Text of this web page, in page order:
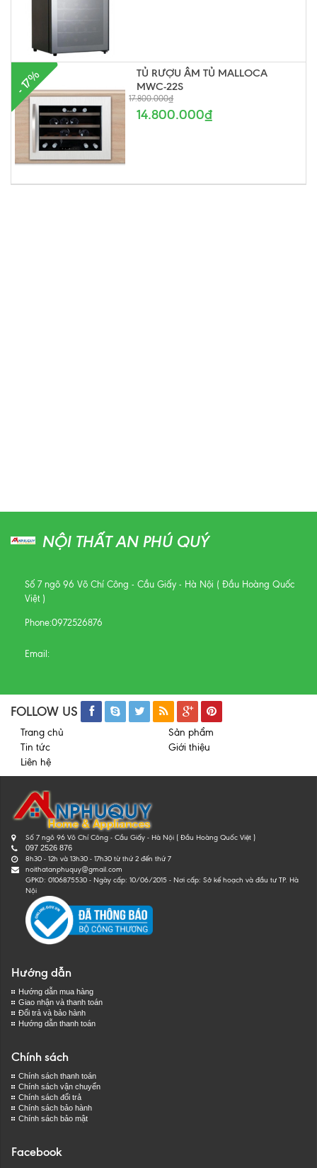
- 17%
TỦ RƯỢU ÂM TỦ MALLOCA
MWC-22S
17.800.000₫
14.800.000₫
NỘI THẤT AN PHÚ QUÝ
Số 7 ngõ 96 Võ Chí Công - Cầu Giấy - Hà Nội ( Đầu Hoàng Quốc
Việt )
Phone:0972526876
Email:
FOLLOW US
Trang chủ
Sản phẩm
Tin tức
Giới thiệu
Liên hệ
Số 7 ngõ 96 Võ Chí Công - Cầu Giấy - Hà Nội ( Đầu Hoàng Quốc Việt )
097 2526 876
8h30 - 12h và 13h30 - 17h30 từ thứ 2 đến thứ 7
noithatanphuquy@gmail.com
GPKD: 0106875530 - Ngày cấp: 10/06/2015 - Nơi cấp: Sở kế hoạch và đầu tư TP. Hà
Nội
Hướng dẫn
Hướng dẫn mua hàng
Giao nhận và thanh toán
Đổi trả và bảo hành
Hướng dẫn thanh toán
Chính sách
Chính sách thanh toán
Chính sách vận chuyển
Chính sách đổi trả
Chính sách bảo hành
Chính sách bảo mật
Facebook